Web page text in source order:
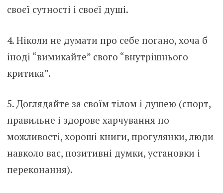
своєї сутності і своєї душі.
4. Ніколи не думати про себе погано, хоча б
іноді “вимикайте” свого “внутрішнього
критика”.
5. Доглядайте за своїм тілом і душею (спорт,
правильне і здорове харчування по
можливості, хороші книги, прогулянки, люди
навколо вас, позитивні думки, установки і
переконання).